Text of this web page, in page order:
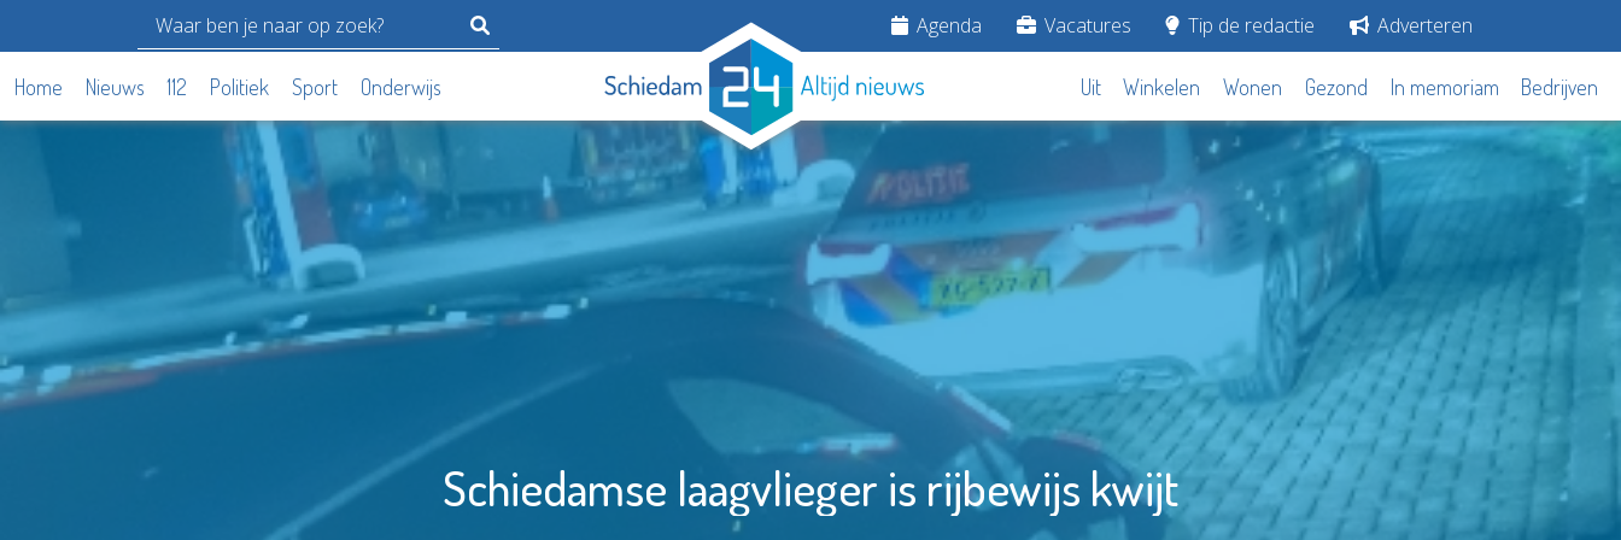
Agenda Vacatures Tip de redactie Adverteren
Home Nieuws 112 Politiek Sport Onderwijs Uit Winkelen Wonen Gezond In memoriam Bedrijven
Schiedamse laagvlieger is rijbewijs kwijt